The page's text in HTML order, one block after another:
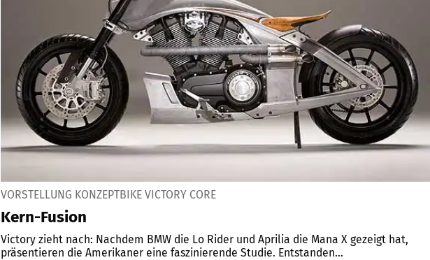
VORSTELLUNG KONZEPTBIKE VICTORY CORE
Kern-Fusion
Victory zieht nach: Nachdem BMW die Lo Rider und Aprilia die Mana X gezeigt hat,
präsentieren die Amerikaner eine faszinierende Studie. Entstanden...